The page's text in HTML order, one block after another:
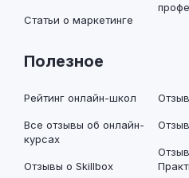
Статьи о маркетинге
Полезное
Рейтинг онлайн-школ
Все отзывы об онлайн-
курсах
Отзывы о Skillbox